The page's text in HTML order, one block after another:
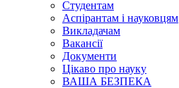
Студентам
Аспірантам і науковцям
Викладачам
Вакансії
Документи
Цікаво про науку
ВАША БЕЗПЕКА